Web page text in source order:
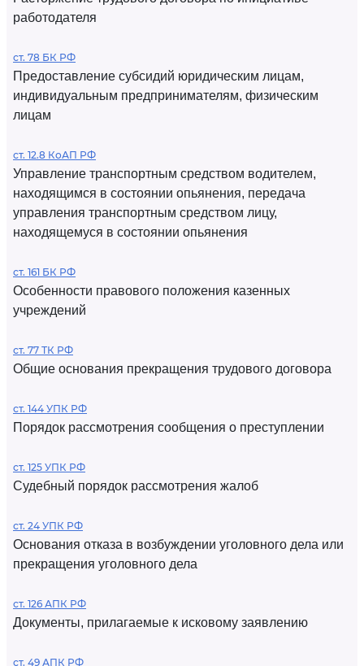
работодателя
ст. 78 БК РФ
Предоставление субсидий юридическим лицам,
индивидуальным предпринимателям, физическим
лицам
ст. 12.8 КоАП РФ
Управление транспортным средством водителем,
находящимся в состоянии опьянения, передача
управления транспортным средством лицу,
находящемуся в состоянии опьянения
ст. 161 БК РФ
Особенности правового положения казенных
учреждений
ст. 77 ТК РФ
Общие основания прекращения трудового договора
ст. 144 УПК РФ
Порядок рассмотрения сообщения о преступлении
ст. 125 УПК РФ
Судебный порядок рассмотрения жалоб
ст. 24 УПК РФ
Основания отказа в возбуждении уголовного дела или
прекращения уголовного дела
ст. 126 АПК РФ
Документы, прилагаемые к исковому заявлению
ст. 49 АПК РФ